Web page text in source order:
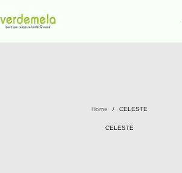
Home / CELESTE
CELESTE